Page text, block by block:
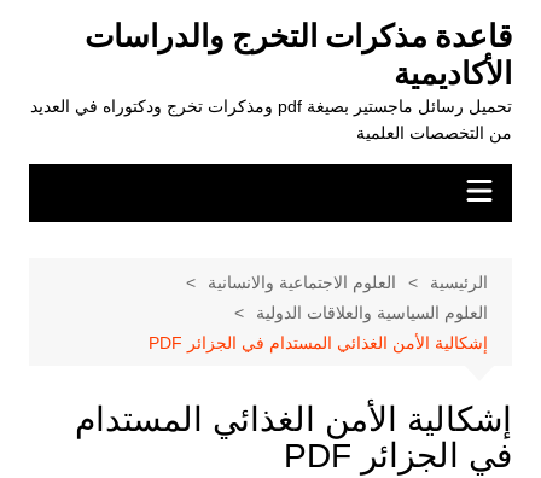
المحتوى
قاعدة مذكرات التخرج والدراسات
الأكاديمية
تحميل رسائل ماجستير بصيغة pdf ومذكرات تخرج ودكتوراه في العديد
من التخصصات العلمية
الرئيسية
العلوم الاجتماعية والانسانية
العلوم السياسية والعلاقات الدولية
إشكالية الأمن الغذائي المستدام في الجزائر PDF
إشكالية الأمن الغذائي المستدام
في الجزائر PDF